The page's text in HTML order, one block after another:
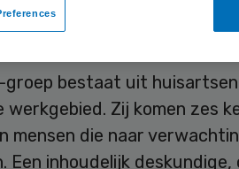
patiënten te identificeren
groep bestaat uit
Zij komen zes
mensen die naar
Een inhoudelijk